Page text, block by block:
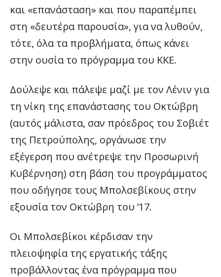
και «επανάσταση» και που παραπέμπει
στη «δευτέρα παρουσία», για να λυθούν,
τότε, όλα τα προβλήματα, όπως κάνει
στην ουσία το πρόγραμμα του ΚΚΕ.
Δούλεψε και πάλεψε μαζί με τον Λένιν για
τη νίκη της επανάστασης του Οκτώβρη
(αυτός μάλιστα, σαν πρόεδρος του Σοβιέτ
της Πετρούπολης, οργάνωσε την
εξέγερση που ανέτρεψε την Προσωρινή
Κυβέρνηση) στη βάση του προγράμματος
που οδήγησε τους Μπολσεβίκους στην
εξουσία τον Οκτώβρη του ’17.
Οι Μπολσεβίκοι κέρδισαν την
πλειοψηφία της εργατικής τάξης
προβάλλοντας ένα πρόγραμμα που